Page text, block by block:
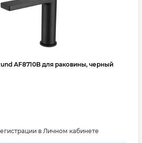
AF8710B для раковины, черный
в Личном кабинете